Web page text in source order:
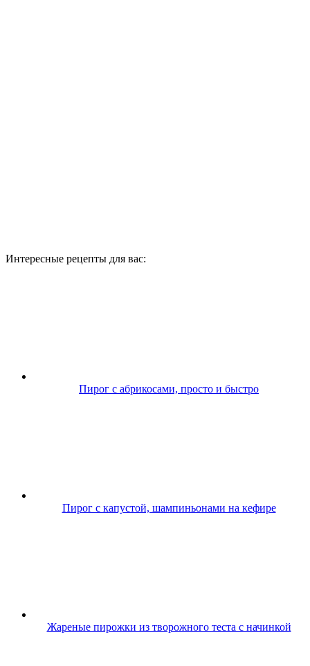
Интересные рецепты для вас:
Пирог с абрикосами, просто и быстро
Пирог с капустой, шампиньонами на кефире
Жареные пирожки из творожного теста с начинкой